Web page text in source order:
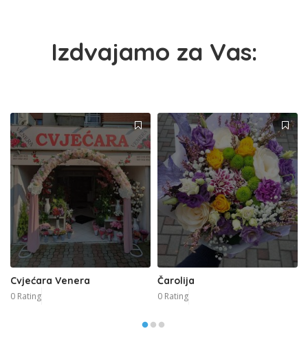
Izdvajamo za Vas:
Cvjećara Venera
0 Rating
Čarolija
0 Rating